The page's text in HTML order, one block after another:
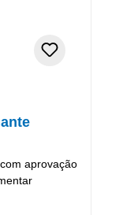
aprovação